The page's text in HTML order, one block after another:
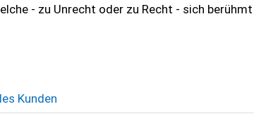
- zu Unrecht oder zu Recht - sich berühmt
Kunden